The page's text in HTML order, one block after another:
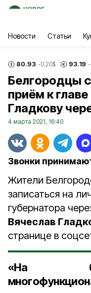
Новости Статьи
80.93 -0.20$ 93.19
Белгородцы
приём к
Гладкову
4 марта 2021, 16:40
Звонки
Жители
записаться на
губернатора
Вячеслав
странице в
«На